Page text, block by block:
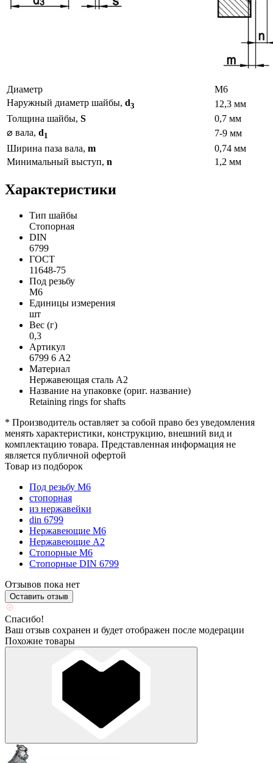
Диаметр
М6
Наружный диаметр шайбы, d3
12,3 мм
Толщина шайбы, S
0,7 мм
⌀ вала, d1
7-9 мм
Ширина паза вала, m
0,74 мм
Минимальный выступ, n 1,2 мм
Характеристики
Тип шайбы
Стопорная
DIN
6799
ГОСТ
11648-75
Под резьбу
М6
Единицы измерения
шт
Вес (г)
0,3
Артикул
6799 6 А2
Материал
Нержавеющая сталь А2
Название на упаковке (ориг. название)
Retaining rings for shafts
* Производитель оставляет за собой право без уведомления
менять характеристики, конструкцию, внешний вид и
комплектацию товара. Представленная информация не
является публичной офертой
Товар из подборок
Под резьбу М6
стопорная
из нержавейки
din 6799
Нержавеющие М6
Нержавеющие А2
Стопорные М6
Стопорные DIN 6799
Отзывов пока нет
Оставить отзыв
Спасибо!
Ваш отзыв сохранен и будет отображен после модерации
Похожие товары